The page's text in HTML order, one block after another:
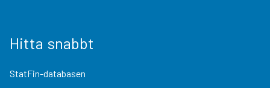
Hitta snabbt
StatFin-databasen